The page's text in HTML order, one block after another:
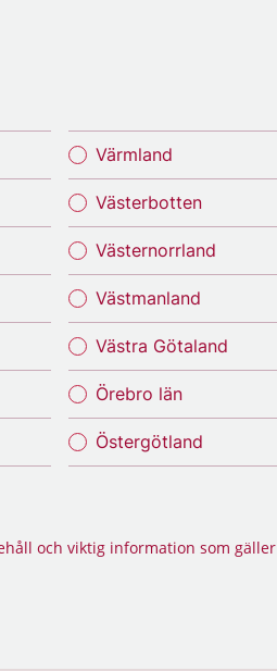
Värmland
Västerbotten
Västernorrland
Västmanland
Västra Götaland
Örebro län
Östergötland
och viktig information som gäller